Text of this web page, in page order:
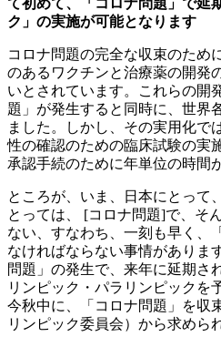
ク」の実施が可能となります
コロナ問題の完全な収束のため
のあるワクチンと治療薬の開発
いとされています。これらの開
題」が発生すると同時に、世界
ました。しかし、その実用化で
性の確認のための臨床試験の実
承認手続のために年単位の時間
ところが、いま、日本にとって
とっては、 [コロナ問題]で、そ
ない、すなわち、一刻も早く、
なければならない事情がありま
問題」の発生で、来年に延期さ
リンピック・パラリンピックを
今秋中に、「コロナ問題」を収
リンピック委員会）から求めら